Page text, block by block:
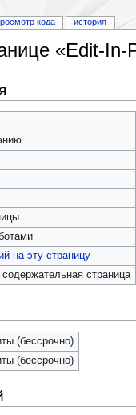
«Edit-In-
на эту страницу
страница
(бессрочно)
(бессрочно)
кода история